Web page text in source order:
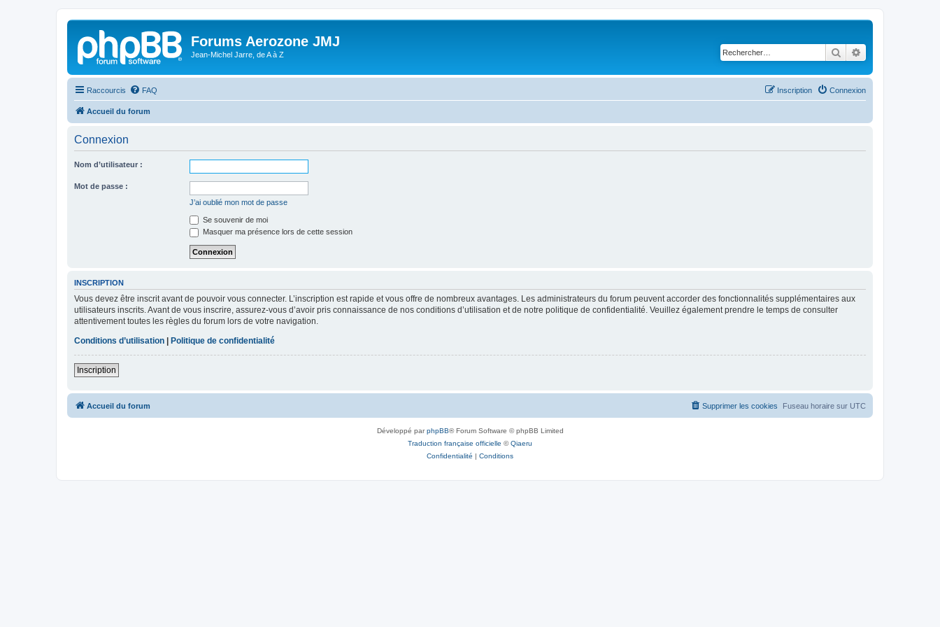
Forums Aerozone JMJ
Jean-Michel Jarre, de A à Z Rechercher
Raccourcis FAQ Connexion
Inscription
Accueil du forum
Connexion
Nom d’utilisateur :
Mot de passe :
J’ai oublié mon mot de passe
Se souvenir de moi
Masquer ma présence lors de cette session
INSCRIPTION
Vous devez être inscrit avant de pouvoir vous connecter. L’inscription est rapide et vous offre de nombreux avantages. Les administrateurs du forum peuvent accorder des fonctionnalités supplémentaires aux
utilisateurs inscrits. Avant de vous inscrire, assurez-vous d’avoir pris connaissance de nos conditions d’utilisation et de notre politique de confidentialité. Veuillez également prendre le temps de consulter
attentivement toutes les règles du forum lors de votre navigation.
Conditions d’utilisation
Politique de confidentialité
Inscription
Accueil du forum Fuseau horaire sur UTC
Supprimer les cookies
Développé parphpBB® Forum Software © phpBB Limited
Traduction française officielle ©Qiaeru
Confidentialité | Conditions